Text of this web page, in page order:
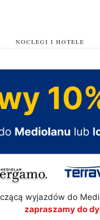
NOCLEGI I HOTELE
wyjazdów do
zapraszamy do